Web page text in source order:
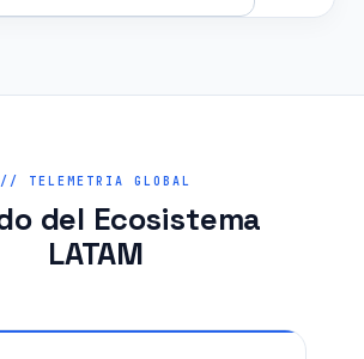
// TELEMETRIA GLOBAL
del Ecosistema
LATAM